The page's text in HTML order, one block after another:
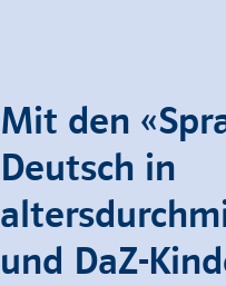
Mit den
Deutsch in
und DaZ-